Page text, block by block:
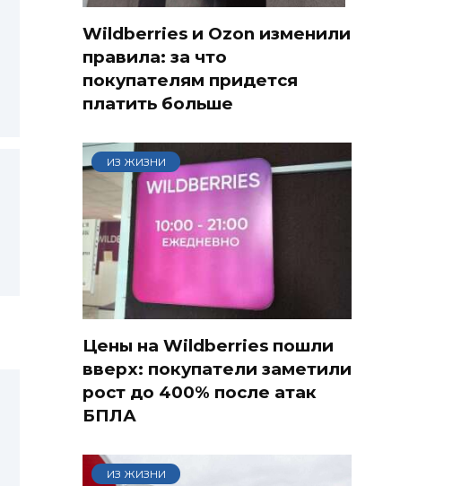
Wildberries и Ozon изменили
правила: за что
покупателям придется
платить больше
ИЗ ЖИЗНИ
Цены на Wildberries пошли
вверх: покупатели заметили
рост до 400% после атак
БПЛА
ИЗ ЖИЗНИ